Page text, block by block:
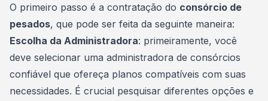
O primeiro passo é a contratação do consórcio de
pesados, que pode ser feita da seguinte maneira:
Escolha da Administradora: primeiramente, você
deve selecionar uma administradora de consórcios
confiável que ofereça planos compatíveis com suas
necessidades. É crucial pesquisar diferentes opções e